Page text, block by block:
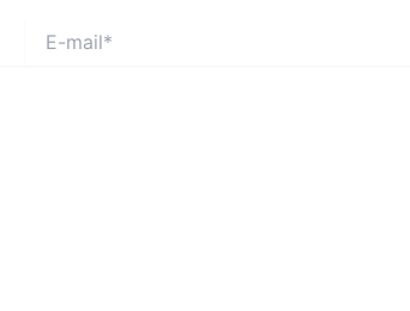
mail*